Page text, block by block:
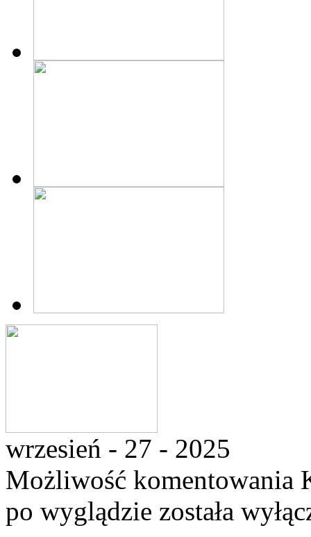
wrzesień - 27 - 2025
Możliwość komentowania
po wyglądzie została